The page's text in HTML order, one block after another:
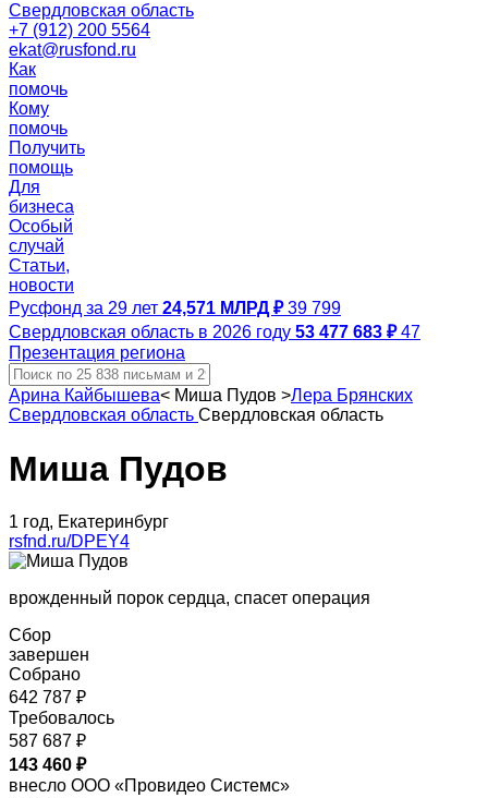
Свердловская область
+7 (912) 200 5564
ekat@rusfond.ru
Как
помочь
Кому
помочь
Получить
помощь
Для
бизнеса
Особый
случай
Статьи,
новости
Русфонд за 29 лет 24,571 МЛРД ₽ 39 799
Свердловская область в 2026 году 53 477 683 ₽ 47
Презентация региона
Арина Кайбышева< Миша Пудов >Лера Брянских
Свердловская область Свердловская область
Миша Пудов
1 год, Екатеринбург
rsfnd.ru/DPEY4
врожденный порок сердца, спасет операция
Сбор
завершен
Собрано
642 787 ₽
Требовалось
587 687 ₽
143 460 ₽
внесло ООО «Провидео Системс»